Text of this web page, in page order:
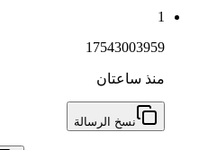
1
17543003959
منذ ساعتان
نسخ الرسالة